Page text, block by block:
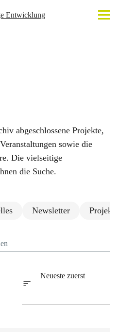
abgeschlossene Projekte,
sowie die
Die vielseitige
die Suche.
Newsletter Projekte
Neueste zuerst